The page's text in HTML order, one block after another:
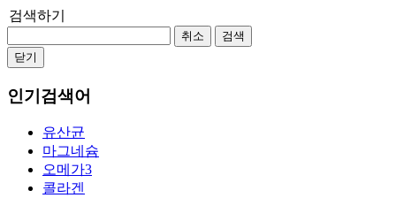
검색하기
취소
검색
닫기
인기검색어
유산균
마그네슘
오메가3
콜라겐